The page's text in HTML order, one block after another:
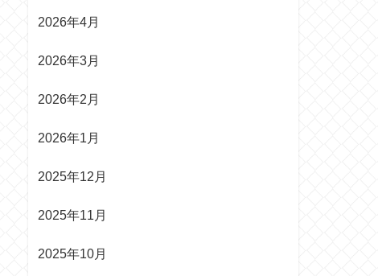
2026年4月
2026年3月
2026年2月
2026年1月
2025年12月
2025年11月
2025年10月